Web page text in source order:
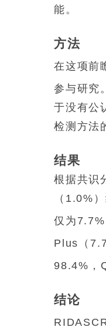
能。
方法
在这项前
参与研究
于没有公
检测方法
结果
根据共识
（1.0%
仅为
Plus（
98.4%，
结论